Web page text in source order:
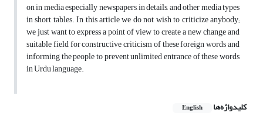
on in media especially newspapers, in details, and other media types
in short tables. In this article we do not wish to criticize anybody;
we just want to express a point of view to create a new change and
suitable field for constructive criticism of these foreign words and
informing the people to prevent unlimited entrance of these words
in Urdu language.
کلیدواژه‌ها English